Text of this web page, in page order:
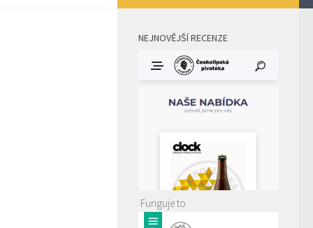
NEJNOVĚJŠÍ RECENZE
Funguje to